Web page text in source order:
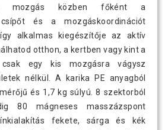
mozgás közben főként a
és a mozgáskoordinációt
alkalmas kiegészítője az aktív
otthon, a kertben vagy kint a
egy kis mozgásra vágysz
nélkül. A karika PE anyagból
és 1,7 kg súlyú. 8 szektorból
80 mágneses masszázspont
fekete, sárga és kék